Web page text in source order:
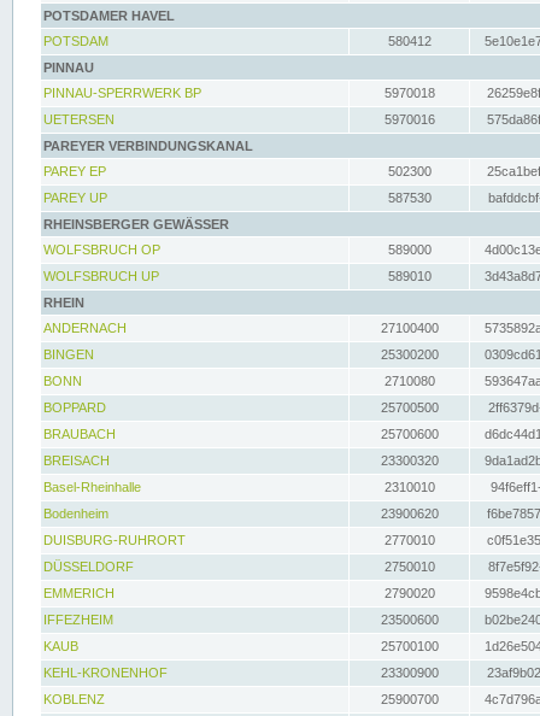
POTSDAMER HAVEL
POTSDAM
580412
PINNAU
PINNAU-SPERRWERK BP
5970018
UETERSEN
5970016
PAREYER VERBINDUNGSKANAL
PAREY EP
502300
PAREY UP
587530
RHEINSBERGER GEWÄSSER
WOLFSBRUCH OP
589000
WOLFSBRUCH UP
589010
RHEIN
ANDERNACH
27100400
BINGEN
25300200
BONN
2710080
BOPPARD
25700500
BRAUBACH
25700600
BREISACH
23300320
Basel-Rheinhalle
2310010
Bodenheim
23900620
DUISBURG-RUHRORT
2770010
DÜSSELDORF
2750010
EMMERICH
2790020
IFFEZHEIM
23500600
KAUB
25700100
KEHL-KRONENHOF
23300900
KOBLENZ
25900700